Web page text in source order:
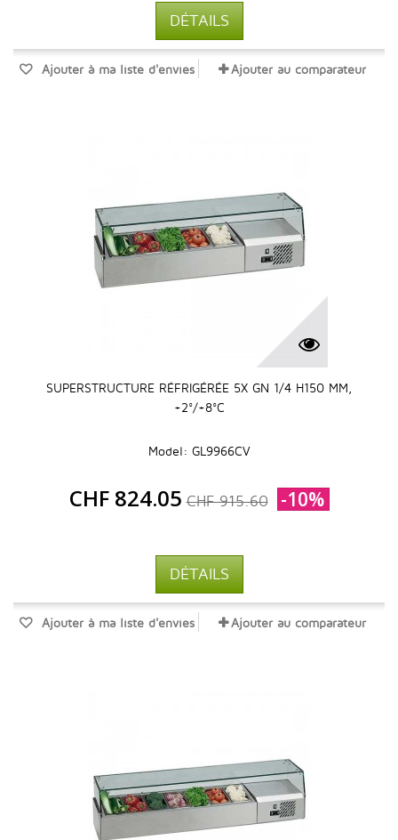
DÉTAILS
Ajouter à ma liste d'envies Ajouter au comparateur
SUPERSTRUCTURE RÉFRIGÉRÉE 5X GN 1/4 H150 MM,
+2°/+8°C
Model: GL9966CV
CHF 824.05 CHF 915.60 -10%
DÉTAILS
Ajouter à ma liste d'envies Ajouter au comparateur